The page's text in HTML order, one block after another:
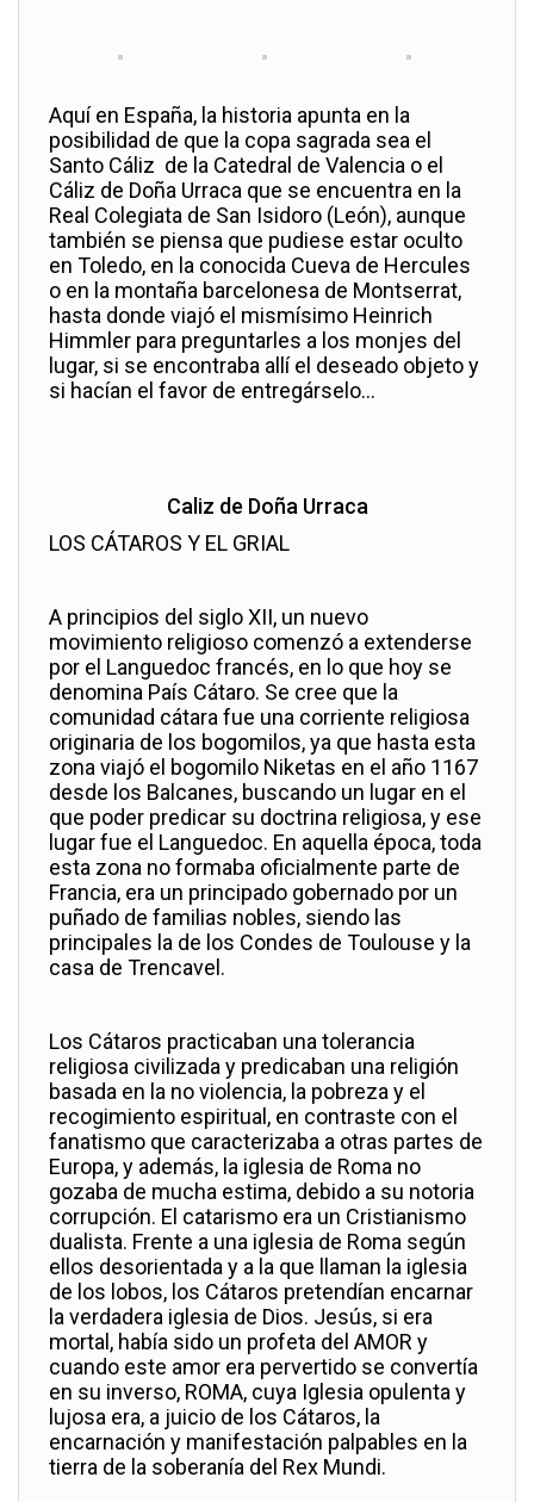
Aquí en España, la historia apunta en la
posibilidad de que la copa sagrada sea el
Santo Cáliz de la Catedral de Valencia o el
Cáliz de Doña Urraca que se encuentra en la
Real Colegiata de San Isidoro (León), aunque
también se piensa que pudiese estar oculto
en Toledo, en la conocida Cueva de Hercules
o en la montaña barcelonesa de Montserrat,
hasta donde viajó el mismísimo Heinrich
Himmler para preguntarles a los monjes del
lugar, si se encontraba allí el deseado objeto y
si hacían el favor de entregárselo…
Caliz de Doña Urraca
LOS CÁTAROS Y EL GRIAL
A principios del siglo XII, un nuevo
movimiento religioso comenzó a extenderse
por el Languedoc francés, en lo que hoy se
denomina País Cátaro. Se cree que la
comunidad cátara fue una corriente religiosa
originaria de los bogomilos, ya que hasta esta
zona viajó el bogomilo Niketas en el año 1167
desde los Balcanes, buscando un lugar en el
que poder predicar su doctrina religiosa, y ese
lugar fue el Languedoc. En aquella época, toda
esta zona no formaba oficialmente parte de
Francia, era un principado gobernado por un
puñado de familias nobles, siendo las
principales la de los Condes de Toulouse y la
casa de Trencavel.
Los Cátaros practicaban una tolerancia
religiosa civilizada y predicaban una religión
basada en la no violencia, la pobreza y el
recogimiento espiritual, en contraste con el
fanatismo que caracterizaba a otras partes de
Europa, y además, la iglesia de Roma no
gozaba de mucha estima, debido a su notoria
corrupción. El catarismo era un Cristianismo
dualista. Frente a una iglesia de Roma según
ellos desorientada y a la que llaman la iglesia
de los lobos, los Cátaros pretendían encarnar
la verdadera iglesia de Dios. Jesús, si era
mortal, había sido un profeta del AMOR y
cuando este amor era pervertido se convertía
en su inverso, ROMA, cuya Iglesia opulenta y
lujosa era, a juicio de los Cátaros, la
encarnación y manifestación palpables en la
tierra de la soberanía del Rex Mundi.